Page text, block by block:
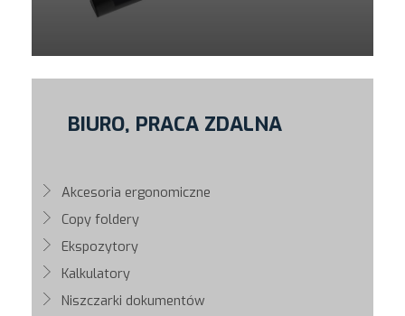
BIURO, PRACA ZDALNA
Akcesoria ergonomiczne
Copy foldery
Ekspozytory
Kalkulatory
Niszczarki dokumentów